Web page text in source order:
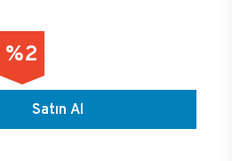
%2
Satın Al